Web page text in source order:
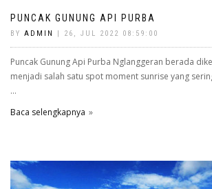
PUNCAK GUNUNG API PURBA
BY ADMIN | 26, JUL 2022 08:59:00
Puncak Gunung Api Purba Nglanggeran berada
menjadi salah satu spot moment sunrise yang
...
Baca selengkapnya